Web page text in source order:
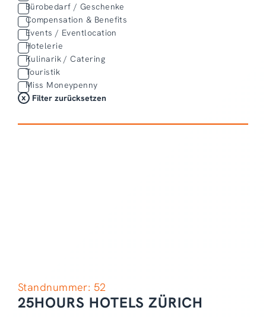
Bürobedarf / Geschenke
Compensation & Benefits
Events / Eventlocation
Hotelerie
Kulinarik / Catering
Touristik
Miss Moneypenny
Filter zurücksetzen
Standnummer: 52
25HOURS HOTELS ZÜRICH